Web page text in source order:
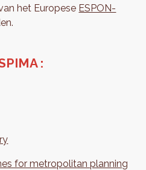
het Europese ESPON-
:
for metropolitan planning